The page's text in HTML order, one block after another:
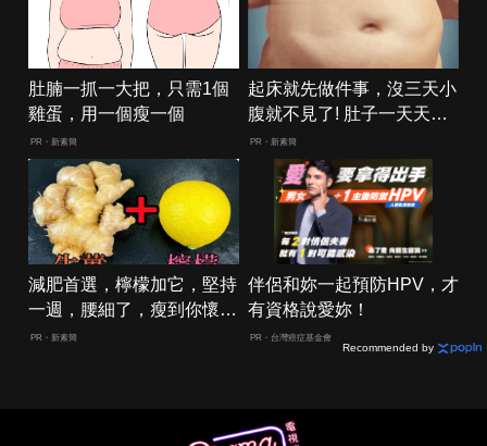
肚腩一抓一大把，只需1個
雞蛋，用一個瘦一個
PR・新素簡
起床就先做件事，沒三天小
腹就不見了! 肚子一天天變
小！
PR・新素簡
減肥首選，檸檬加它，堅持
一週，腰細了，瘦到你懷疑
人生
PR・新素簡
伴侶和妳一起預防HPV，才
有資格說愛妳！
PR・台灣癌症基金會
Recommended by